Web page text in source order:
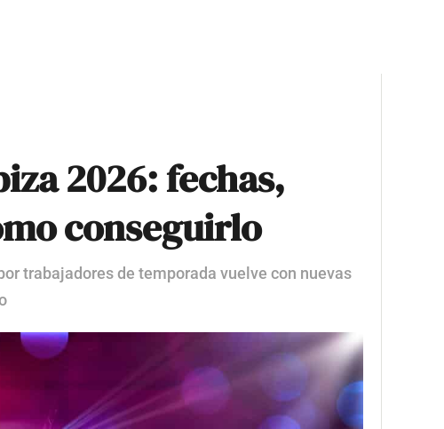
2026: fechas,
conseguirlo
trabajadores de temporada vuelve con nuevas